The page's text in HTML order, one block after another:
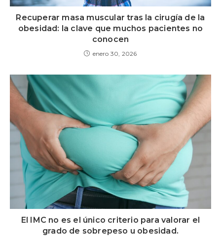
Recuperar masa muscular tras la cirugía de la
obesidad: la clave que muchos pacientes no
conocen
enero 30, 2026
El IMC no es el único criterio para valorar el
grado de sobrepeso u obesidad.